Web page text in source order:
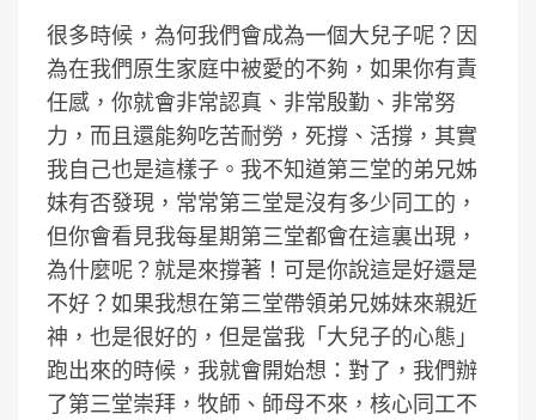
很多時候，為何我們會成為一個大兒子呢？因
為在我們原生家庭中被愛的不夠，如果你有責
任感，你就會非常認真、非常殷勤、非常努
力，而且還能夠吃苦耐勞，死撐、活撐，其實
我自己也是這樣子。我不知道第三堂的弟兄姊
妹有否發現，常常第三堂是沒有多少同工的，
但你會看見我每星期第三堂都會在這裏出現，
為什麼呢？就是來撐著！可是你說這是好還是
不好？如果我想在第三堂帶領弟兄姊妹來親近
神，也是很好的，但是當我「大兒子的心態」
跑出來的時候，我就會開始想：對了，我們辦
了第三堂崇拜，牧師、師母不來，核心同工不